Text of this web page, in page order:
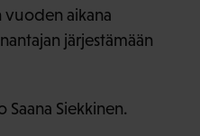
aikana
järjestämään
Saana Siekkinen.